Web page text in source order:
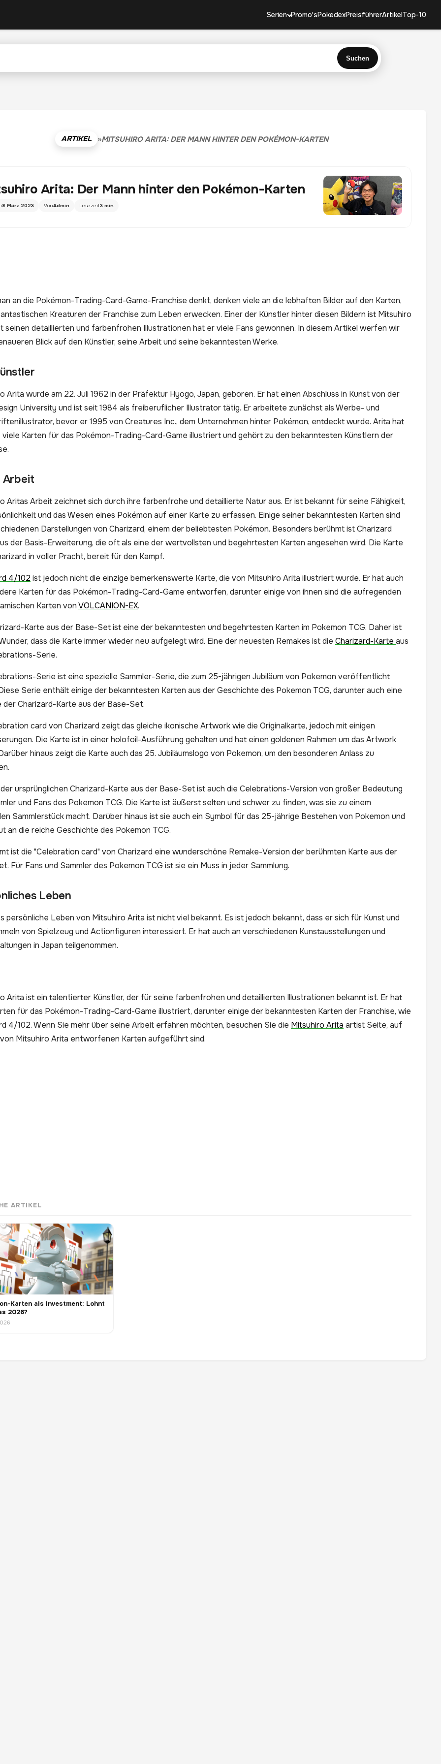
Serien Promo'sPokedexPreisführerArtikelTop-10
Suchen
ARTIKEL »MITSUHIRO ARITA: DER MANN HINTER DEN POKÉMON-KARTEN
Arita: Der Mann hinter den Pokémon-Karten
8 März 2023 VonAdmin Lesezeit3 min
an die Pokémon-Trading-Card-Game-Franchise denkt, denken viele an die lebhaften Bilder auf den Karten,
Kreaturen der Franchise zum Leben erwecken. Einer der Künstler hinter diesen Bildern ist Mitsuhiro
seinen detaillierten und farbenfrohen Illustrationen hat er viele Fans gewonnen. In diesem Artikel werfen wir
Blick auf den Künstler, seine Arbeit und seine bekanntesten Werke.
Arita wurde am 22. Juli 1962 in der Präfektur Hyogo, Japan, geboren. Er hat einen Abschluss in Kunst von der
University und ist seit 1984 als freiberuflicher Illustrator tätig. Er arbeitete zunächst als Werbe- und
bevor er 1995 von Creatures Inc., dem Unternehmen hinter Pokémon, entdeckt wurde. Arita hat
viele Karten für das Pokémon-Trading-Card-Game illustriert und gehört zu den bekanntesten Künstlern der
Arbeit
Aritas Arbeit zeichnet sich durch ihre farbenfrohe und detaillierte Natur aus. Er ist bekannt für seine Fähigkeit,
und das Wesen eines Pokémon auf einer Karte zu erfassen. Einige seiner bekanntesten Karten sind
Darstellungen von Charizard, einem der beliebtesten Pokémon. Besonders berühmt ist Charizard
der Basis-Erweiterung, die oft als eine der wertvollsten und begehrtesten Karten angesehen wird. Die Karte
in voller Pracht, bereit für den Kampf.
4/102 ist jedoch nicht die einzige bemerkenswerte Karte, die von Mitsuhiro Arita illustriert wurde. Er hat auch
Karten für das Pokémon-Trading-Card-Game entworfen, darunter einige von ihnen sind die aufregenden
Karten vonVOLCANION-EX.
Karte aus der Base-Set ist eine der bekanntesten und begehrtesten Karten im Pokemon TCG. Daher ist
dass die Karte immer wieder neu aufgelegt wird. Eine der neuesten Remakes ist die Charizard-Karte aus
Serie.
Serie ist eine spezielle Sammler-Serie, die zum 25-jährigen Jubiläum von Pokemon veröffentlicht
Serie enthält einige der bekanntesten Karten aus der Geschichte des Pokemon TCG, darunter auch eine
der Charizard-Karte aus der Base-Set.
card von Charizard zeigt das gleiche ikonische Artwork wie die Originalkarte, jedoch mit einigen
Die Karte ist in einer holofoil-Ausführung gehalten und hat einen goldenen Rahmen um das Artwork
hinaus zeigt die Karte auch das 25. Jubiläumslogo von Pokemon, um den besonderen Anlass zu
ursprünglichen Charizard-Karte aus der Base-Set ist auch die Celebrations-Version von großer Bedeutung
und Fans des Pokemon TCG. Die Karte ist äußerst selten und schwer zu finden, was sie zu einem
Sammlerstück macht. Darüber hinaus ist sie auch ein Symbol für das 25-jährige Bestehen von Pokemon und
an die reiche Geschichte des Pokemon TCG.
ist die "Celebration card" von Charizard eine wunderschöne Remake-Version der berühmten Karte aus der
Für Fans und Sammler des Pokemon TCG ist sie ein Muss in jeder Sammlung.
Leben
persönliche Leben von Mitsuhiro Arita ist nicht viel bekannt. Es ist jedoch bekannt, dass er sich für Kunst und
von Spielzeug und Actionfiguren interessiert. Er hat auch an verschiedenen Kunstausstellungen und
in Japan teilgenommen.
Arita ist ein talentierter Künstler, der für seine farbenfrohen und detaillierten Illustrationen bekannt ist. Er hat
für das Pokémon-Trading-Card-Game illustriert, darunter einige der bekanntesten Karten der Franchise, wie
4/102. Wenn Sie mehr über seine Arbeit erfahren möchten, besuchen Sie die Mitsuhiro Arita artist Seite, auf
Mitsuhiro Arita entworfenen Karten aufgeführt sind.
ARTIKEL
Karten als Investment: Lohnt
2026?